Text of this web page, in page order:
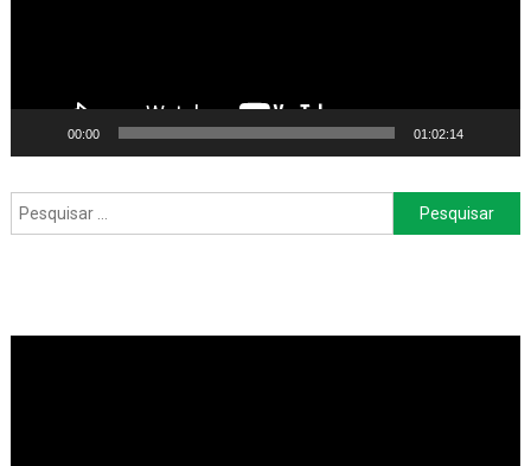
00:00 01:02:14
Pesquisar
por: